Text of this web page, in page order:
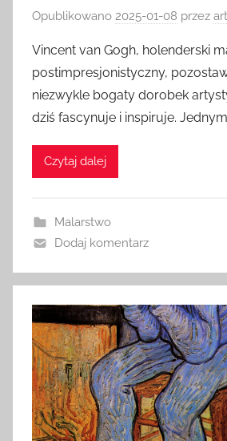
Opublikowano 2025-01-08 przez
Vincent van Gogh, holenderski
postimpresjonistyczny,
niezwykle bogaty dorobek
dziś fascynuje i inspiruje. Jednym
Czytaj dalej
Malarstwo
Dodaj komentarz